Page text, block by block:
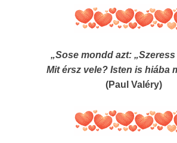
„Sose mondd azt:
Mit érsz vele? Isten is hiába
(Paul Valéry)